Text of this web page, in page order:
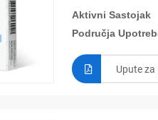
Aktivni Sastojak
Područja
Upute